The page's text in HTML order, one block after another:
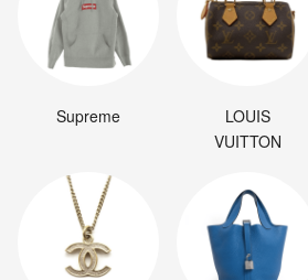
Supreme
LOUIS
VUITTON